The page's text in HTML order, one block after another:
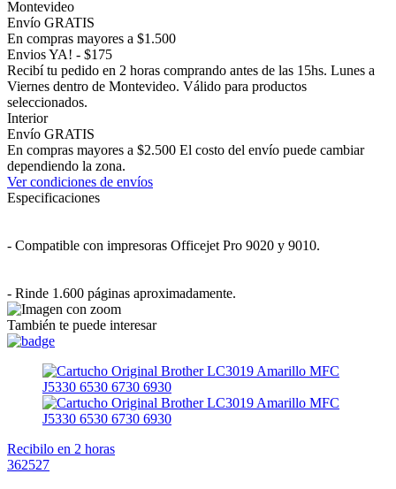
Montevideo
Envío GRATIS
En compras mayores a $1.500
Envios YA! - $175
Recibí tu pedido en 2 horas comprando antes de las 15hs. Lunes a
Viernes dentro de Montevideo. Válido para productos
seleccionados.
Interior
Envío GRATIS
En compras mayores a $2.500 El costo del envío puede cambiar
dependiendo la zona.
Ver condiciones de envíos
Especificaciones
- Compatible con impresoras Officejet Pro 9020 y 9010.
- Rinde 1.600 páginas aproximadamente.
También te puede interesar
Recibilo en 2 horas
362527